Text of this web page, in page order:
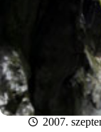
2007.